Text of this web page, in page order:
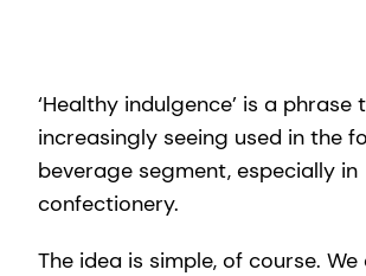
‘Healthy indulgence’ is a phrase
increasingly seeing used in the
beverage segment, especially in
confectionery.
The idea is simple, of course.